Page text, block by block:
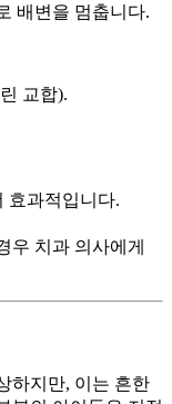
배변을 멈춥니다.
교합).
효과적입니다.
우 치과 의사에게
하지만, 이는 흔한